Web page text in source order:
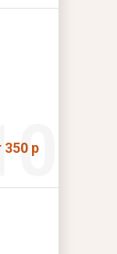
350 р